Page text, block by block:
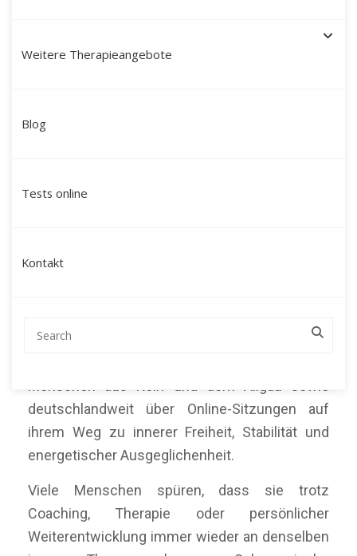
Weitere Therapieangebote
Blog
Tests online
Kontakt
Köln: Ihr Weg zu innerer
Veränderung, die über klassische
erreicht?
deutschlandweit über Online-Sitzungen auf
ihrem Weg zu innerer Freiheit, Stabilität und
energetischer Ausgeglichenheit.
Viele Menschen spüren, dass sie trotz
Coaching, Therapie oder persönlicher
Weiterentwicklung immer wieder an denselben